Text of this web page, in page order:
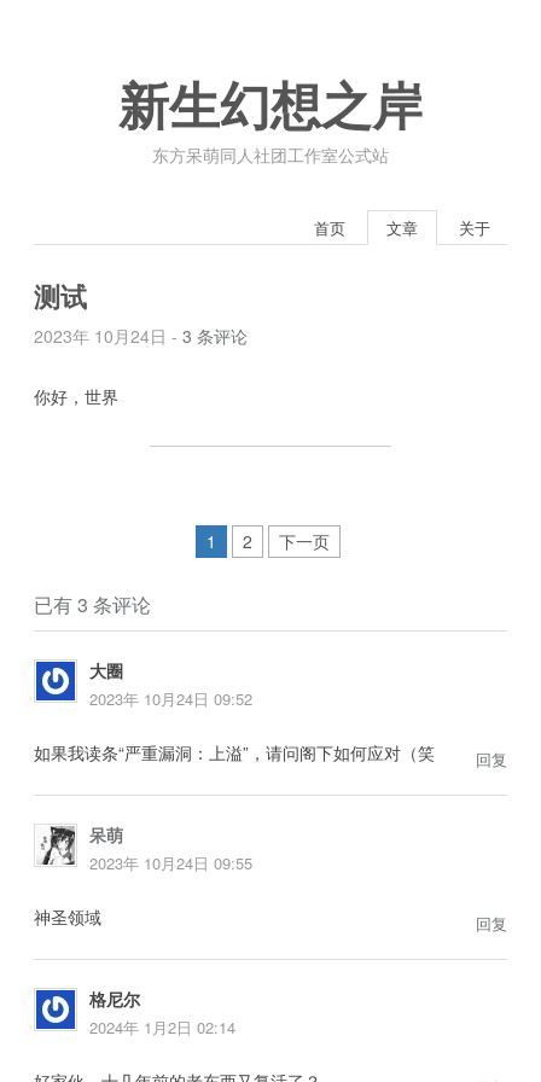
新生幻想之岸
东方呆萌同人社团工作室公式站
首页 文章 关于
测试
2023年 10月24日 - 3 条评论
你好，世界
1 2 下一页
已有 3 条评论
大圈
2023年 10月24日 09:52
如果我读条“严重漏洞：上溢”，请问阁下如何应对（笑 回复
呆萌
2023年 10月24日 09:55
神圣领域 回复
格尼尔
2024年 1月2日 02:14